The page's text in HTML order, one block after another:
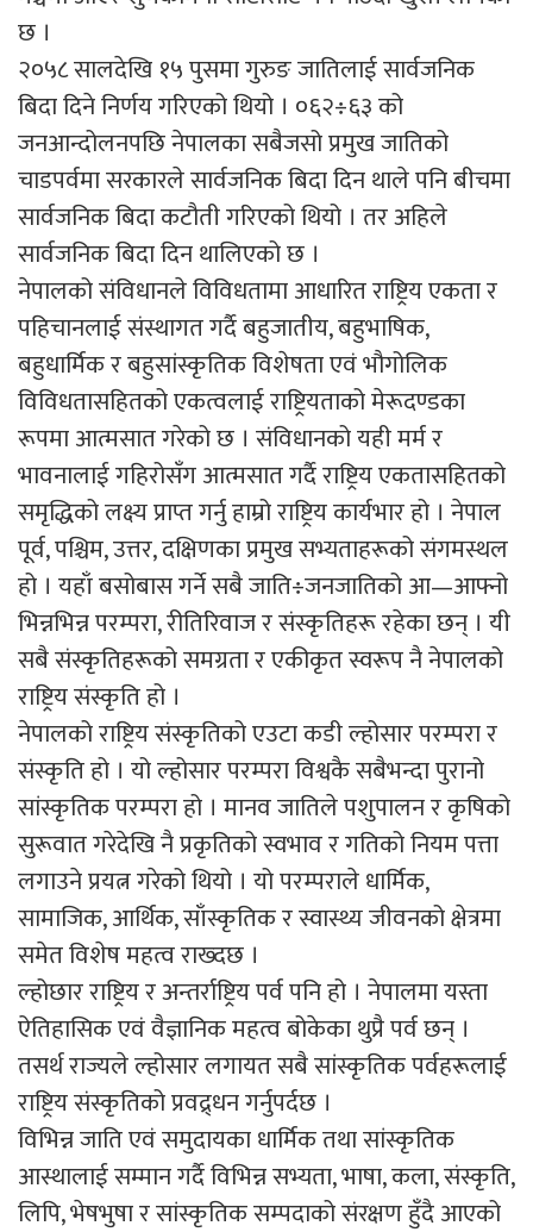
छ ।
२०५८ सालदेखि १५ पुसमा गुरुङ जातिलाई सार्वजनिक
बिदा दिने निर्णय गरिएको थियो । ०६२÷६३ को
जनआन्दोलनपछि नेपालका सबैजसो प्रमुख जातिको
चाडपर्वमा सरकारले सार्वजनिक बिदा दिन थाले पनि बीचमा
सार्वजनिक बिदा कटौती गरिएको थियो । तर अहिले
सार्वजनिक बिदा दिन थालिएको छ ।
नेपालको संविधानले विविधतामा आधारित राष्ट्रिय एकता र
पहिचानलाई संस्थागत गर्दै बहुजातीय, बहुभाषिक,
बहुधार्मिक र बहुसांस्कृतिक विशेषता एवं भौगोलिक
विविधतासहितको एकत्वलाई राष्ट्रियताको मेरूदण्डका
रूपमा आत्मसात गरेको छ । संविधानको यही मर्म र
भावनालाई गहिरोसँग आत्मसात गर्दै राष्ट्रिय एकतासहितको
समृद्धिको लक्ष्य प्राप्त गर्नु हाम्रो राष्ट्रिय कार्यभार हो । नेपाल
पूर्व, पश्चिम, उत्तर, दक्षिणका प्रमुख सभ्यताहरूको संगमस्थल
हो । यहाँ बसोबास गर्ने सबै जाति÷जनजातिको आ—आफ्नो
भिन्नभिन्न परम्परा, रीतिरिवाज र संस्कृतिहरू रहेका छन् । यी
सबै संस्कृतिहरूको समग्रता र एकीकृत स्वरूप नै नेपालको
राष्ट्रिय संस्कृति हो ।
नेपालको राष्ट्रिय संस्कृतिको एउटा कडी ल्होसार परम्परा र
संस्कृति हो । यो ल्होसार परम्परा विश्वकै सबैभन्दा पुरानो
सांस्कृतिक परम्परा हो । मानव जातिले पशुपालन र कृषिको
सुरूवात गरेदेखि नै प्रकृतिको स्वभाव र गतिको नियम पत्ता
लगाउने प्रयत्न गरेको थियो । यो परम्पराले धार्मिक,
सामाजिक, आर्थिक, साँस्कृतिक र स्वास्थ्य जीवनको क्षेत्रमा
समेत विशेष महत्व राख्दछ ।
ल्होछार राष्ट्रिय र अन्तर्राष्ट्रिय पर्व पनि हो । नेपालमा यस्ता
ऐतिहासिक एवं वैज्ञानिक महत्व बोकेका थुप्रै पर्व छन् ।
तसर्थ राज्यले ल्होसार लगायत सबै सांस्कृतिक पर्वहरूलाई
राष्ट्रिय संस्कृतिको प्रवद्र्धन गर्नुपर्दछ ।
विभिन्न जाति एवं समुदायका धार्मिक तथा सांस्कृतिक
आस्थालाई सम्मान गर्दै विभिन्न सभ्यता, भाषा, कला, संस्कृति,
लिपि, भेषभुषा र सांस्कृतिक सम्पदाको संरक्षण हुँदै आएको